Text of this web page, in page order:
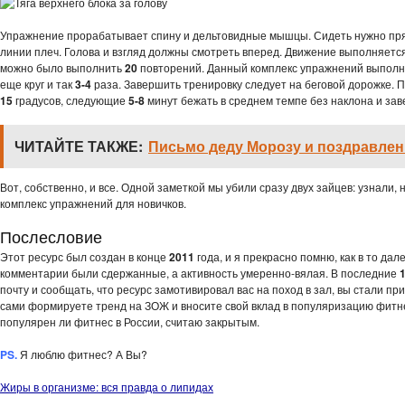
Упражнение прорабатывает спину и дельтовидные мышцы. Сидеть нужно
линии плеч. Голова и взгляд должны смотреть вперед. Движение
можно было выполнить20повторений. Данный комплекс упражнений
еще круг и так3-4раза. Завершить тренировку следует на беговой дорожке.
15градусов, следующие 5-8минут бежать в среднем темпе без наклона и
ЧИТАЙТЕ ТАКЖЕ: Письмо деду Морозу и
Вот, собственно, и все. Одной заметкой мы убили сразу двух зайцев:
комплекс упражнений для новичков.
Послесловие
Этот ресурс был создан в конце 2011 года, и я прекрасно помню, как в то
комментарии были сдержанные, а активность умеренно-вялая. В последние
почту и сообщать, что ресурс замотивировал вас на поход в зал, вы стали
сами формируете тренд на ЗОЖ и вносите свой вклад в популяризацию
популярен ли фитнес в России, считаю закрытым.
PS. Я люблю фитнес? А Вы?
Жиры в организме: вся правда о липидах